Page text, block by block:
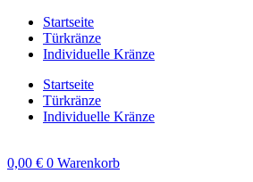
Zum
Inhalt
springen
Startseite
Türkränze
Individuelle Kränze
Startseite
Türkränze
Individuelle Kränze
0,00 € 0 Warenkorb